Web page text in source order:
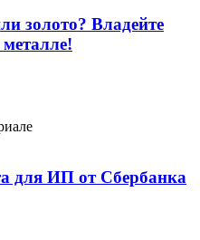
золото? Владейте
для ИП от Сбербанка